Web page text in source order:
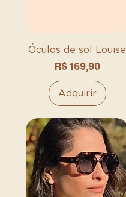
Óculos de sol Louise
Preço
R$ 169,90
Adquirir